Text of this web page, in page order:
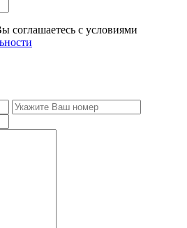
соглашаетесь с условиями